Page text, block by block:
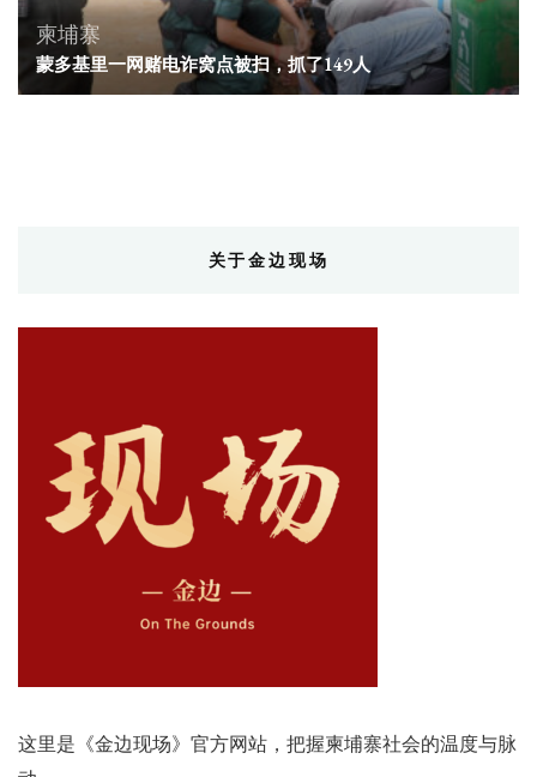
柬埔寨
蒙多基里一网赌电诈窝点被扫，抓了149人
关于金边现场
这里是《金边现场》官方网站，把握柬埔寨社会的温度与脉